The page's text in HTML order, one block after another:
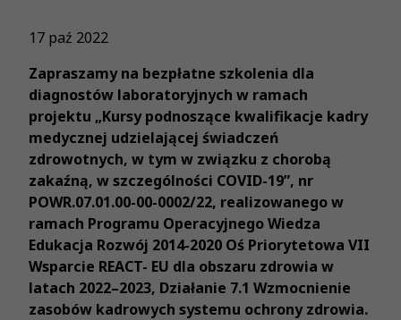
17 paź 2022
Zapraszamy na bezpłatne szkolenia dla
diagnostów laboratoryjnych w ramach
projektu „Kursy podnoszące kwalifikacje kadry
medycznej udzielającej świadczeń
zdrowotnych, w tym w związku z chorobą
zakaźną, w szczególności COVID-19”, nr
POWR.07.01.00-00-0002/22, realizowanego w
ramach Programu Operacyjnego Wiedza
Edukacja Rozwój 2014-2020 Oś Priorytetowa VII
Wsparcie REACT- EU dla obszaru zdrowia w
latach 2022–2023, Działanie 7.1 Wzmocnienie
zasobów kadrowych systemu ochrony zdrowia.